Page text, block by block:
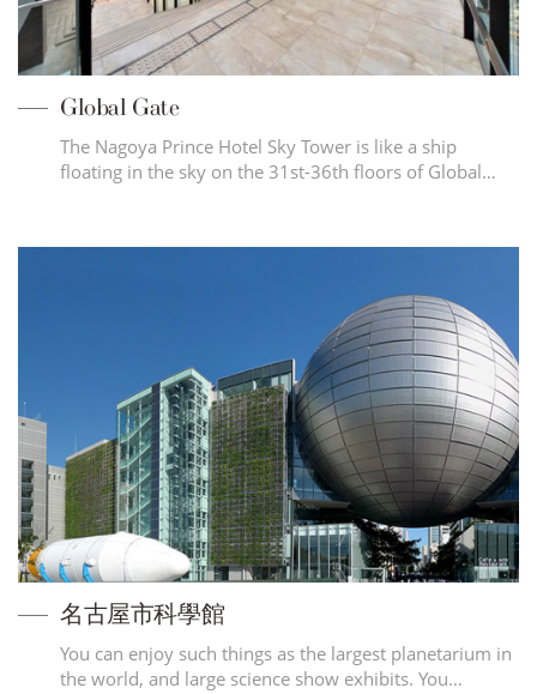
Global Gate
The Nagoya Prince Hotel Sky Tower is like a ship
floating in the sky on the 31st-36th floors of Global…
名古屋市科學館
You can enjoy such things as the largest planetarium in
the world, and large science show exhibits. You…